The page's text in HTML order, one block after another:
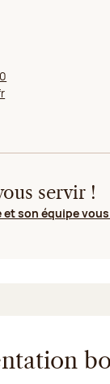
servir !
son équipe